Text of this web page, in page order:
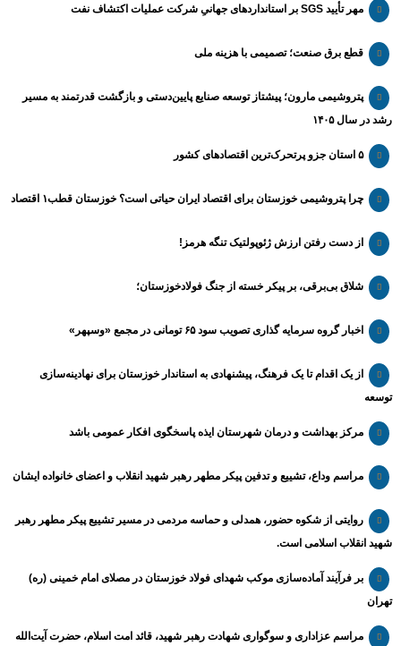
مهر تأیید SGS بر استانداردهای جهانیِ شرکت عملیات اکتشاف نفت
قطع برق صنعت؛ تصمیمی با هزینه ملی
پتروشیمی مارون؛ پیشتاز توسعه صنایع پایین‌دستی و بازگشت قدرتمند به مسیر
رشد در سال ۱۴۰۵
۵ استان جزو پرتحرک‌ترین اقتصاد‌های کشور
چرا پتروشیمی خوزستان برای اقتصاد ایران حیاتی است؟ خوزستان قطب۱ اقتصاد
از دست رفتن ارزش ژئوپولتیک تنگه هرمز!
شلاق‌ بی‌برقی، بر پیکر خسته‌ از جنگ فولادخوزستان؛
اخبار گروه سرمایه گذاری تصویب سود ۶۵ تومانی در مجمع «وسپهر»
از یک اقدام تا یک فرهنگ، پیشنهادی به استاندار خوزستان برای نهادینه‌سازی
توسعه
مرکز بهداشت و درمان شهرستان ایذه پاسخگوی افکار عمومی باشد
مراسم وداع، تشییع و تدفین پیکر مطهر رهبر شهید انقلاب و اعضای خانواده ایشان
روایتی از شکوه حضور، همدلی و حماسه مردمی در مسیر تشییع پیکر مطهر رهبر
شهید انقلاب اسلامی است.
بر فرآیند آماده‌سازی موکب شهدای فولاد خوزستان در مصلای امام خمینی (ره)
تهران
مراسم عزاداری و سوگواری شهادت رهبر شهید، قائد امت اسلام، حضرت آیت‌الله